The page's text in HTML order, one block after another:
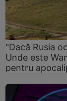
"Dacă Rusia
Unde este
pentru